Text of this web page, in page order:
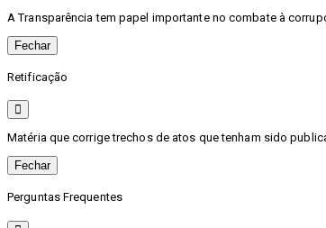
A Transparência tem papel importante no combate à
Fechar
Retificação
Matéria que corrige trechos de atos que tenham sido
Fechar
Perguntas Frequentes